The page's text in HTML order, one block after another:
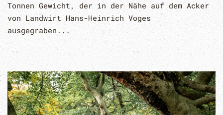
Tonnen Gewicht, der in der Nähe auf dem Acker
von Landwirt Hans-Heinrich Voges
ausgegraben...